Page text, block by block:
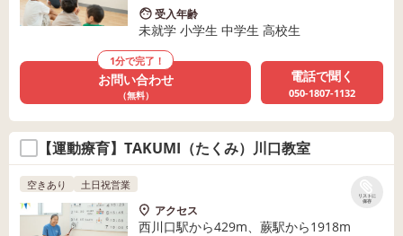
受入年齢
未就学 小学生 中学生 高校生
1分で完了！
お問い合わせ
（無料）
電話で聞く
050-1807-1132
【運動療育】TAKUMI（たくみ）川口教室
リストに
保存
空きあり 土日祝営業
アクセス
西川口駅から429m、蕨駅から1918m